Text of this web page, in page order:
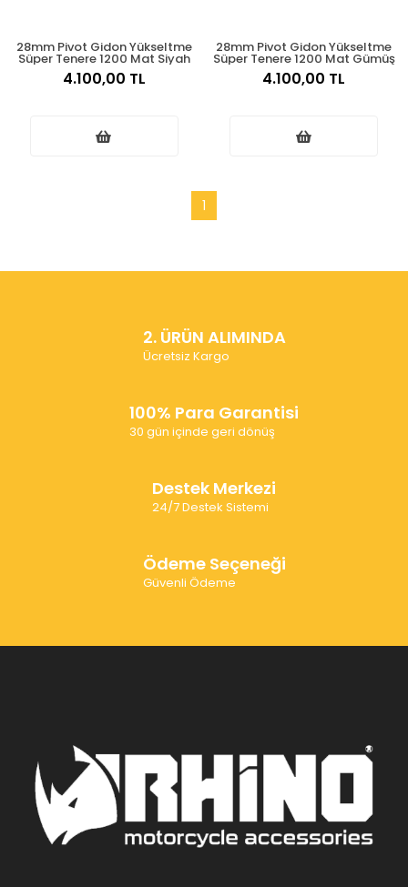
28mm Pivot Gidon Yükseltme
Süper Tenere 1200 Mat Siyah
4.100,00 TL
28mm Pivot Gidon Yükseltme
Süper Tenere 1200 Mat Gümüş
4.100,00 TL
1
2. ÜRÜN ALIMINDA
Ücretsiz Kargo
100% Para Garantisi
30 gün içinde geri dönüş
Destek Merkezi
24/7 Destek Sistemi
Ödeme Seçeneği
Güvenli Ödeme